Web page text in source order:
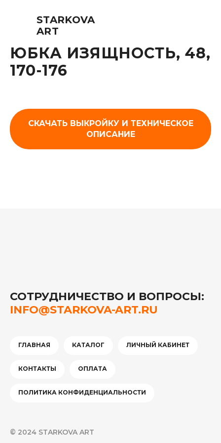
STARKOVA
ART
ЮБКА ИЗЯЩНОСТЬ, 48,
170-176
СКАЧАТЬ ВЫКРОЙКУ И ТЕХНИЧЕСКОЕ
ОПИСАНИЕ
СОТРУДНИЧЕСТВО И ВОПРОСЫ:
INFO@STARKOVA-ART.RU
ГЛАВНАЯ КАТАЛОГ ЛИЧНЫЙ КАБИНЕТ
КОНТАКТЫ ОПЛАТА
ПОЛИТИКА КОНФИДЕНЦИАЛЬНОСТИ
© 2024 STARKOVA ART